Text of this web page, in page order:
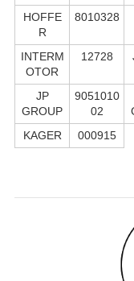
HOFFE
R
8010328
INTERM
OTOR
12728
JP
GROUP
9051010
02
KAGER
000915